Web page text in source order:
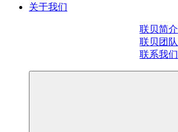
关于我们
联贝简介
联贝团队
联系我们